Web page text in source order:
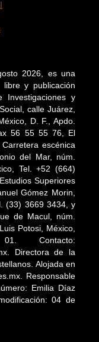
2026, es una
y publicación
Investigaciones y
calle Juárez,
D. F., Apdo.
56 55 55 76, El
escénica
del Mar, núm.
Tel. +52 (664)
Superiores
Gómez Morin,
(33) 3669 3434, y
de Macul, núm.
Potosi, México,
Contacto:
Directora de la
Alojada en
Responsable
Emilia Díaz
04 de